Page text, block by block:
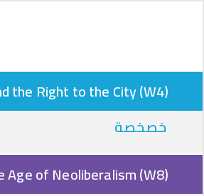
the Right to the City (W4)
خصخصة
of Neoliberalism (W8)